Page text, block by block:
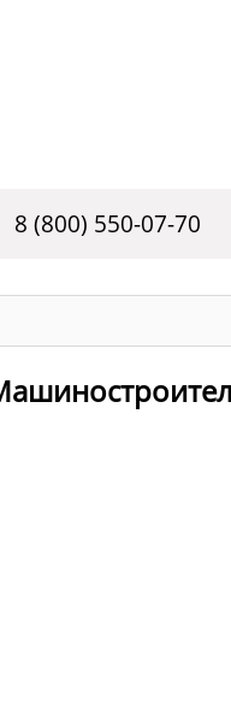
8 (800) 550-07-70